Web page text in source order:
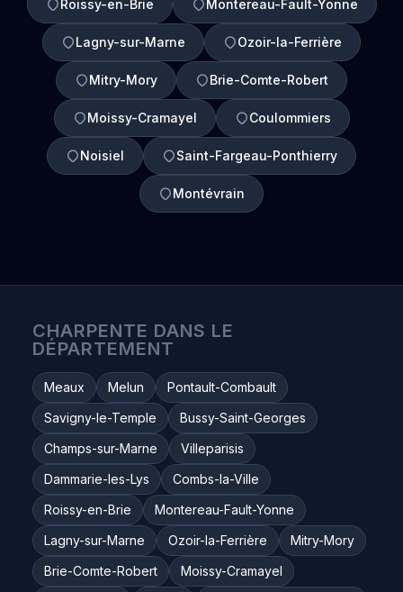
Roissy-en-Brie Montereau-Fault-Yonne
Lagny-sur-Marne Ozoir-la-Ferrière
Mitry-Mory Brie-Comte-Robert
Moissy-Cramayel Coulommiers
Noisiel Saint-Fargeau-Ponthierry
Montévrain
CHARPENTE DANS LE
DÉPARTEMENT
Meaux Melun
Pontault-Combault
Savigny-le-Temple
Bussy-Saint-Georges
Champs-sur-Marne
Villeparisis
Dammarie-les-Lys
Combs-la-Ville
Roissy-en-Brie
Montereau-Fault-Yonne
Lagny-sur-Marne
Ozoir-la-Ferrière
Mitry-Mory
Brie-Comte-Robert
Moissy-Cramayel